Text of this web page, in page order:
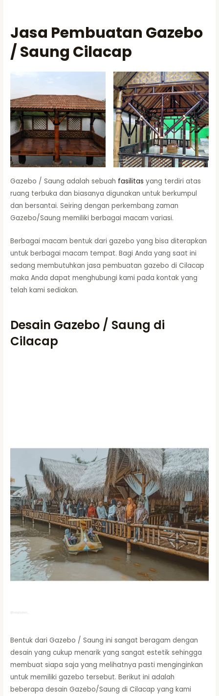
Jasa Pembuatan Gazebo
/ Saung Cilacap
Gazebo / Saung adalah sebuah fasilitas yang terdiri atas
ruang terbuka dan biasanya digunakan untuk berkumpul
dan bersantai. Seiring dengan perkembang zaman
Gazebo/Saung memiliki berbagai macam variasi.
Berbagai macam bentuk dari gazebo yang bisa diterapkan
untuk berbagai macam tempat. Bagi Anda yang saat ini
sedang membutuhkan jasa pembuatan gazebo di Cilacap
maka Anda dapat menghubungi kami pada kontak yang
telah kami sediakan.
Desain Gazebo / Saung di
Cilacap
Bentuk dari Gazebo / Saung ini sangat beragam dengan
desain yang cukup menarik yang sangat estetik sehingga
membuat siapa saja yang melihatnya pasti menginginkan
untuk memiliki gazebo tersebut. Berikut ini adalah
beberapa desain Gazebo/Saung di Cilacap yang kami